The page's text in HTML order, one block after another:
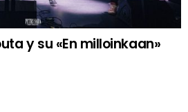
y su «En milloinkaan»